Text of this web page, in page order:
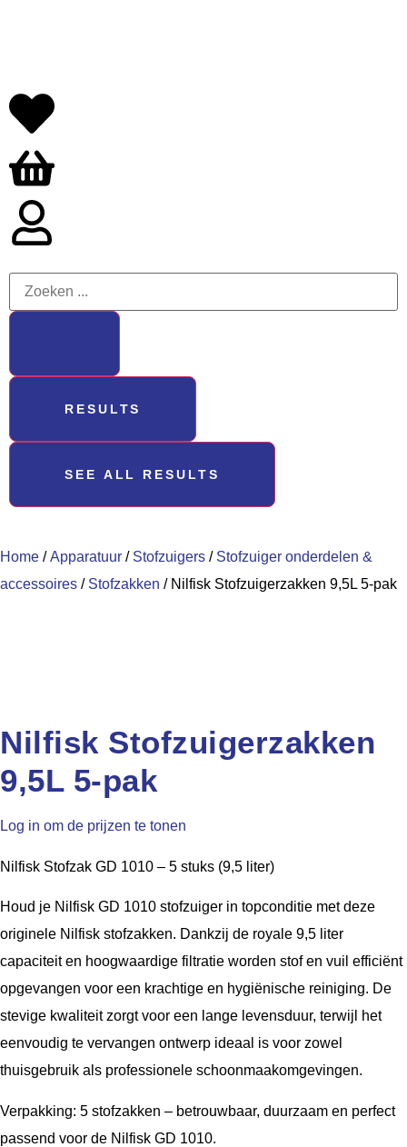
RESULTS
SEE ALL RESULTS
Home /Apparatuur / Stofzuigers / Stofzuiger onderdelen &
accessoires / Stofzakken / Nilfisk Stofzuigerzakken 9,5L 5-pak
Nilfisk Stofzuigerzakken
9,5L 5-pak
Log in om de prijzen te tonen
Nilfisk Stofzak GD 1010 – 5 stuks (9,5 liter)
Houd je Nilfisk GD 1010 stofzuiger in topconditie met deze
originele Nilfisk stofzakken. Dankzij de royale 9,5 liter
capaciteiten hoogwaardige filtratie worden stof en vuil efficiënt
opgevangen voor een krachtige en hygiënische reiniging. De
stevige kwaliteit zorgt voor een lange levensduur, terwijl het
eenvoudig te vervangen ontwerp ideaal is voor zowel
thuisgebruik als professionele schoonmaakomgevingen.
Verpakking: 5 stofzakken – betrouwbaar, duurzaam en perfect
passend voor de Nilfisk GD 1010.